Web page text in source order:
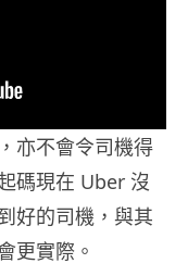
亦不會令司機得
碼現在 Uber 沒
好的司機，與其
更實際。